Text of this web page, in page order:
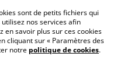
de cookies
sont de petits fichiers qui
nos services afin
en savoir plus sur ces cookies
cliquant sur « Paramètres des
notre politique de cookies.